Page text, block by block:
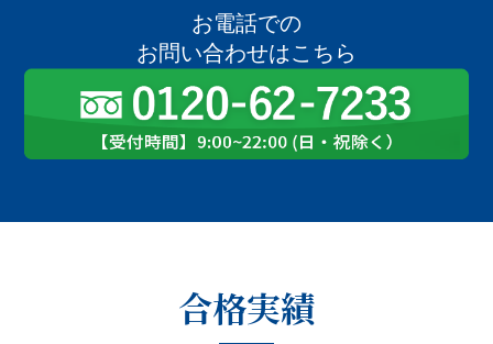
お電話での
お問い合わせはこちら
合格実績